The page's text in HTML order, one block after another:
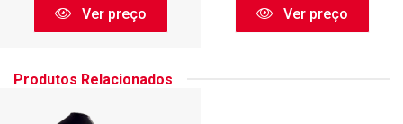
Ver preço Ver preço
Produtos Relacionados